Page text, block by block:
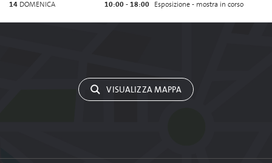
14 DOMENICA 10:00 - 18:00 Esposizione - mostra in corso
VISUALIZZA MAPPA